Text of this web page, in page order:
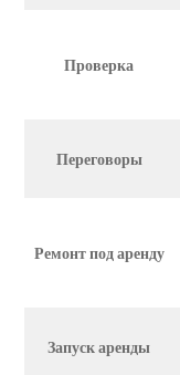
Проверка
Переговоры
Ремонт под аренду
Запуск аренды